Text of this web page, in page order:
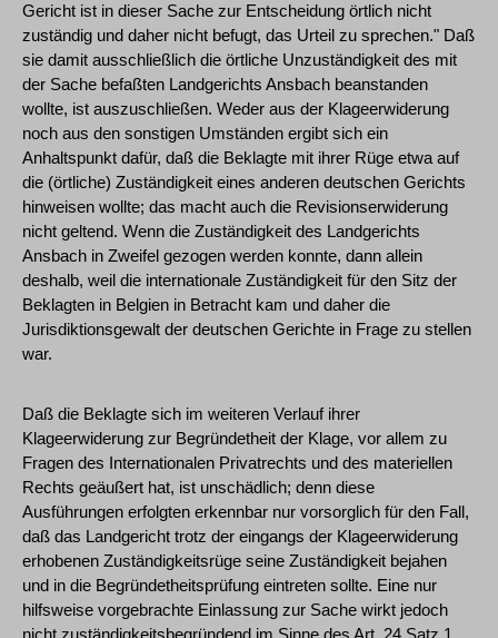
Gericht ist in dieser Sache zur Entscheidung örtlich nicht
zuständig und daher nicht befugt, das Urteil zu sprechen." Daß
sie damit ausschließlich die örtliche Unzuständigkeit des mit
der Sache befaßten Landgerichts Ansbach beanstanden
wollte, ist auszuschließen. Weder aus der Klageerwiderung
noch aus den sonstigen Umständen ergibt sich ein
Anhaltspunkt dafür, daß die Beklagte mit ihrer Rüge etwa auf
die (örtliche) Zuständigkeit eines anderen deutschen Gerichts
hinweisen wollte; das macht auch die Revisionserwiderung
nicht geltend. Wenn die Zuständigkeit des Landgerichts
Ansbach in Zweifel gezogen werden konnte, dann allein
deshalb, weil die internationale Zuständigkeit für den Sitz der
Beklagten in Belgien in Betracht kam und daher die
Jurisdiktionsgewalt der deutschen Gerichte in Frage zu stellen
war.
Daß die Beklagte sich im weiteren Verlauf ihrer
Klageerwiderung zur Begründetheit der Klage, vor allem zu
Fragen des Internationalen Privatrechts und des materiellen
Rechts geäußert hat, ist unschädlich; denn diese
Ausführungen erfolgten erkennbar nur vorsorglich für den Fall,
daß das Landgericht trotz der eingangs der Klageerwiderung
erhobenen Zuständigkeitsrüge seine Zuständigkeit bejahen
und in die Begründetheitsprüfung eintreten sollte. Eine nur
hilfsweise vorgebrachte Einlassung zur Sache wirkt jedoch
nicht zuständigkeitsbegründend im Sinne des Art. 24 Satz 1